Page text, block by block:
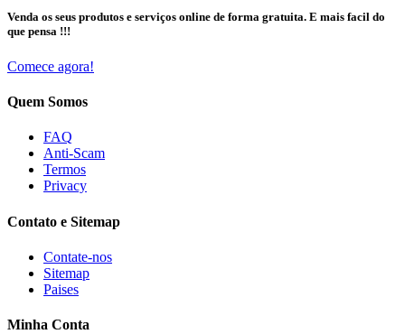
Venda os seus produtos e serviços online de forma gratuita. E mais facil do
que pensa !!!
Comece agora!
Quem Somos
FAQ
Anti-Scam
Termos
Privacy
Contato e Sitemap
Contate-nos
Sitemap
Paises
Minha Conta